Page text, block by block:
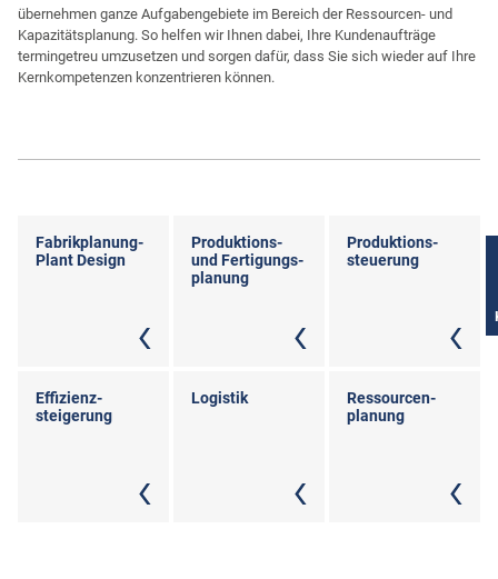
übernehmen ganze Aufgabengebiete im Bereich der Ressourcen- und
Kapazitätsplanung. So helfen wir Ihnen dabei, Ihre Kundenaufträge
termingetreu umzusetzen und sorgen dafür, dass Sie sich wieder auf Ihre
Kernkompetenzen konzentrieren können.
Fabrikplanung-
Plant Design
Produktions-
und Fertigungs-
planung
Produktions-
steuerung
Effizienz-
steigerung
Logistik
Ressourcen-
planung